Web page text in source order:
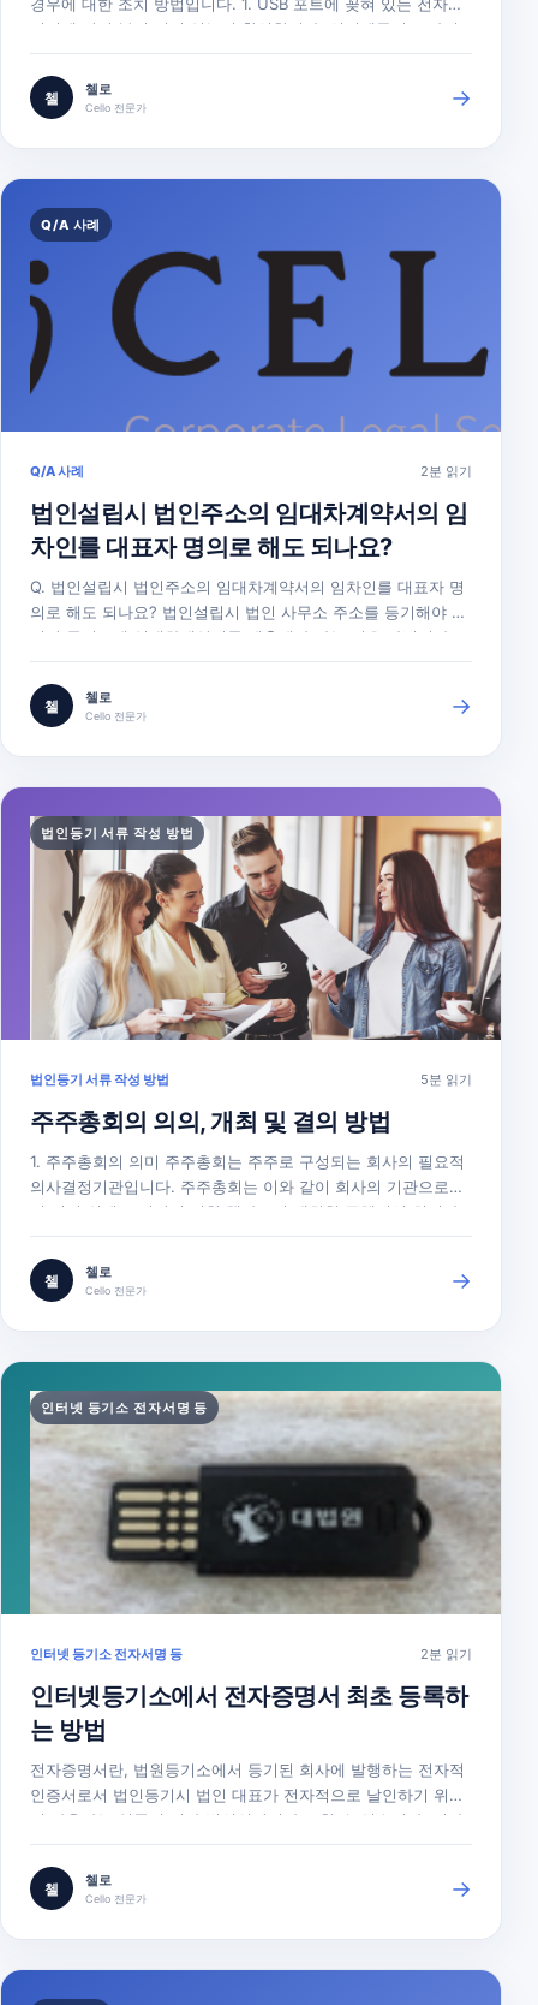
명서에 빨간 불이 켜져 있는지 확인합니다. 인터넷등기소 사이
트(http://www.iros.go.kr) → 자료센터 → 프로그램설치 메뉴
의 전자증명서를 선택합니다. 2. HSM USB Driver 설치파일을
다운로드합니다. 다운로드 후 설치파일을 마우스 우클릭하여…
첼 첼로
Cello 전문가 →
Q/A 사례
Q/A 사례 2분 읽기
법인설립시 법인주소의 임대차계약서의 임
차인를 대표자 명의로 해도 되나요?
Q. 법인설립시 법인주소의 임대차계약서의 임차인를 대표자 명
의로 해도 되나요? 법인설립시 법인 사무소 주소를 등기해야 하
지만 등기소에 임대차계약서를 제출해야 하는 것은 아닙니다.
다만, 세무서에 사업자등록시 임대차계약서(전대차의 경우 전대
차계약서 및 전대차동의서)를 제출해야 하므로 법인 주소를 확
보하기 위하여 임대차계약을 법인설립 전에 체결하는 경우가 많
첼 첼로
Cello 전문가 →
법인등기 서류 작성 방법
법인등기 서류 작성 방법 5분 읽기
주주총회의 의의, 개최 및 결의 방법
1. 주주총회의 의미 주주총회는 주주로 구성되는 회사의 필요적
의사결정기관입니다. 주주총회는 이와 같이 회사의 기관으로서
의 의미 외에도 기관의 권한 행사로서 개최한 구체적인 회의라
는 의미도 갖고 있습니다. 2. 주주총회의 종류 주주총회는 매년
1회 이상 일정한 시기를 정하여 소집하는 정기 주주총회와 수시
로 소집할 수 있는 임시 주주총회로 나눌 수 있습니다(상법 제
첼 첼로
Cello 전문가 →
인터넷 등기소 전자서명 등
인터넷 등기소 전자서명 등 2분 읽기
인터넷등기소에서 전자증명서 최초 등록하
는 방법
전자증명서란, 법원등기소에서 등기된 회사에 발행하는 전자적
인증서로서 법인등기시 법인 대표가 전자적으로 날인하기 위하
여 사용하는 일종의 전자 법인인감이라고 할 수 있습니다. 전자
증명서를 발급받으시면, 이를 인터넷등기소에 등록하여야 사용
하실 수 있습니다. 이하에서는 발급받은 전자증명서를 등록하는
방법을 안내드리도록 하겠습니다. 1. 전자증명서를 컴퓨터 USB
첼 첼로
Cello 전문가 →